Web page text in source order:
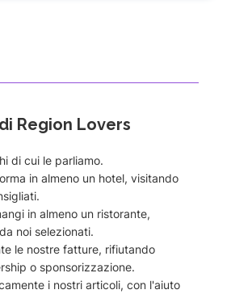
di Region Lovers
di cui le parliamo.
in almeno un hotel, visitando
in almeno un ristorante,
noi selezionati.
le nostre fatture, rifiutando
o sponsorizzazione.
i nostri articoli, con l'aiuto